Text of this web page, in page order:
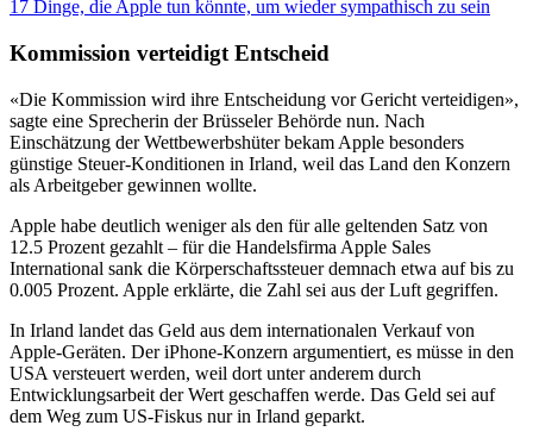
17 Dinge, die Apple tun könnte, um wieder sympathisch zu sein
Kommission verteidigt Entscheid
«Die Kommission wird ihre Entscheidung vor Gericht verteidigen»,
sagte eine Sprecherin der Brüsseler Behörde nun. Nach
Einschätzung der Wettbewerbshüter bekam Apple besonders
günstige Steuer-Konditionen in Irland, weil das Land den Konzern
als Arbeitgeber gewinnen wollte.
Apple habe deutlich weniger als den für alle geltenden Satz von
12.5 Prozent gezahlt – für die Handelsfirma Apple Sales
International sank die Körperschaftssteuer demnach etwa auf bis zu
0.005 Prozent. Apple erklärte, die Zahl sei aus der Luft gegriffen.
In Irland landet das Geld aus dem internationalen Verkauf von
Apple-Geräten. Der iPhone-Konzern argumentiert, es müsse in den
USA versteuert werden, weil dort unter anderem durch
Entwicklungsarbeit der Wert geschaffen werde. Das Geld sei auf
dem Weg zum US-Fiskus nur in Irland geparkt.